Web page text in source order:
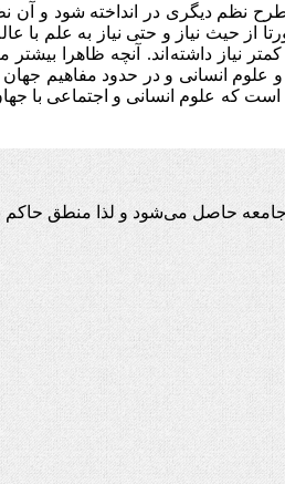
نظم دیگری در انداخته شود و آن
از حیث نیاز و حتی نیاز به علم با
نیاز داشته اند. آنچه ظاهرا
انسانی و در حدود مفاهیم جهان
که علوم انسانی و اجتماعی با
حاصل می‌شود و لذا منطق حاکم بر